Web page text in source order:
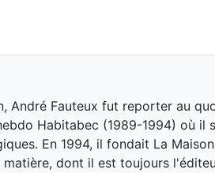
André Fauteux fut reporter au
Habitabec (1989-1994) où il
En 1994, il fondait La
matière, dont il est toujours